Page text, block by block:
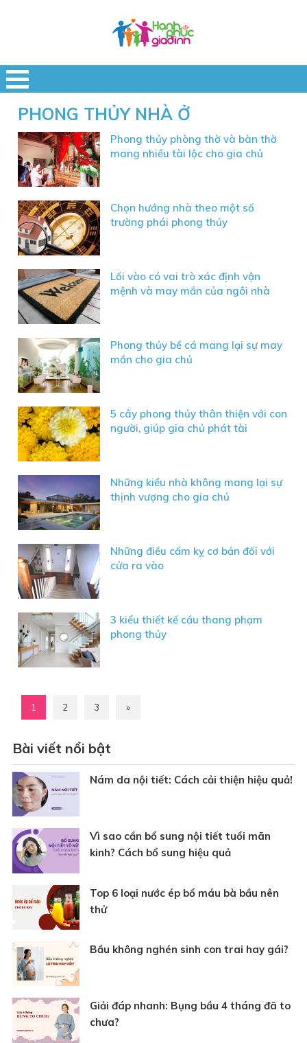
PHONG THỦY NHÀ Ở
Phong thủy phòng thờ và bàn thờ
mang nhiều tài lộc cho gia chủ
Chọn hướng nhà theo một số
trường phái phong thủy
Lối vào có vai trò xác định vận
mệnh và may mắn của ngôi nhà
Phong thủy bể cá mang lại sự may
mắn cho gia chủ
5 cây phong thủy thân thiện với con
người, giúp gia chủ phát tài
Những kiểu nhà không mang lại sự
thịnh vượng cho gia chủ
Những điều cấm kỵ cơ bản đối với
cửa ra vào
3 kiểu thiết kế cầu thang phạm
phong thủy
1 2 3 »
Bài viết nổi bật
Nám da nội tiết: Cách cải thiện hiệu quả!
Vì sao cần bổ sung nội tiết tuổi mãn
kinh? Cách bổ sung hiệu quả
Top 6 loại nước ép bổ máu bà bầu nên
thử
Bầu không nghén sinh con trai hay gái?
Giải đáp nhanh: Bụng bầu 4 tháng đã to
chưa?